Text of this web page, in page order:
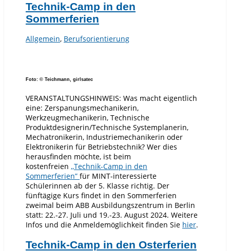
Technik-Camp in den
Sommerferien
Allgemein, Berufsorientierung
Foto: © Teichmann, girlsatec
VERANSTALTUNGSHINWEIS: Was macht eigentlich
eine: Zerspanungsmechanikerin,
Werkzeugmechanikerin, Technische
Produktdesignerin/Technische Systemplanerin,
Mechatronikerin, Industriemechanikerin oder
Elektronikerin für Betriebstechnik? Wer dies
herausfinden möchte, ist beim
kostenfreien ,,Technik-Camp in den
Sommerferien” für MINT-interessierte
Schülerinnen ab der 5. Klasse richtig. Der
fünftägige Kurs findet in den Sommerferien
zweimal beim ABB Ausbildungszentrum in Berlin
statt: 22.-27. Juli und 19.-23. August 2024. Weitere
Infos und die Anmeldemöglichkeit finden Sie hier.
Technik-Camp in den Osterferien